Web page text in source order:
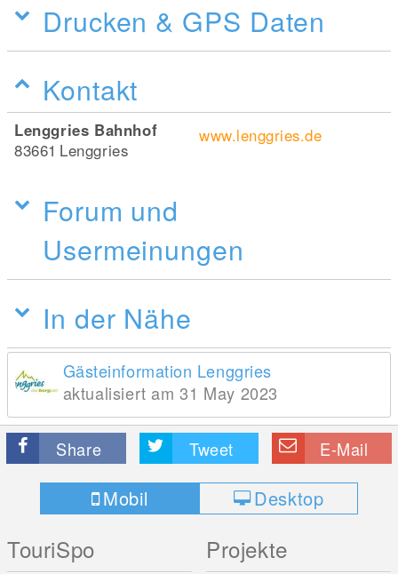
Drucken & GPS Daten
Kontakt
Lenggries Bahnhof
83661 Lenggries
www.lenggries.de
Forum und
Usermeinungen
In der Nähe
Gästeinformation Lenggries
aktualisiert am 31 May 2023
Share Tweet E-Mail
Mobil Desktop
TouriSpo Projekte